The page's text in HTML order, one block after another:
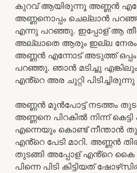
കുറവ് ആയിരുന്നൂ അണ്ണൻ
അണ്ണനൊപ്പം ചെല്ലാൻ
എന്നു പറഞ്ഞു. ഇപ്പോള് ആ
അല്ലാതെ ആരും ഇല്ല നേരം
അണ്ണൻ എന്നോട് അടുത്ത്
പറഞ്ഞു. ഞാൻ മടിച്ചു
എൻ്റെ അര ചുറ്റി പിടിച്ചിരുന്നു
അണ്ണൻ മുൻപോട്ട് നടത്തം
അണ്ണനെ പിറകിൽ നിന്ന്
എന്നെയും കൊണ്ട് നീന്താൻ
എൻ്റെ പേടി മാറി. അണ്ണൻ
തുടങ്ങി അപ്പോള് എൻ്റെ കൈ
പിന്നെ പിടി കിട്ടിയത്